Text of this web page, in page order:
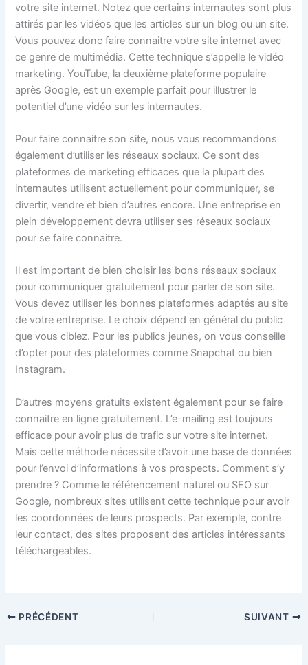
votre site internet. Notez que certains internautes sont plus
attirés par les vidéos que les articles sur un blog ou un site.
Vous pouvez donc faire connaitre votre site internet avec
ce genre de multimédia. Cette technique s’appelle le vidéo
marketing. YouTube, la deuxième plateforme populaire
après Google, est un exemple parfait pour illustrer le
potentiel d’une vidéo sur les internautes.
Pour faire connaitre son site, nous vous recommandons
également d’utiliser les réseaux sociaux. Ce sont des
plateformes de marketing efficaces que la plupart des
internautes utilisent actuellement pour communiquer, se
divertir, vendre et bien d’autres encore. Une entreprise en
plein développement devra utiliser ses réseaux sociaux
pour se faire connaitre.
Il est important de bien choisir les bons réseaux sociaux
pour communiquer gratuitement pour parler de son site.
Vous devez utiliser les bonnes plateformes adaptés au site
de votre entreprise. Le choix dépend en général du public
que vous ciblez. Pour les publics jeunes, on vous conseille
d’opter pour des plateformes comme Snapchat ou bien
Instagram.
D’autres moyens gratuits existent également pour se faire
connaitre en ligne gratuitement. L’e-mailing est toujours
efficace pour avoir plus de trafic sur votre site internet.
Mais cette méthode nécessite d’avoir une base de données
pour l’envoi d’informations à vos prospects. Comment s’y
prendre ? Comme le référencement naturel ou SEO sur
Google, nombreux sites utilisent cette technique pour avoir
les coordonnées de leurs prospects. Par exemple, contre
leur contact, des sites proposent des articles intéressants
téléchargeables.
PRÉCÉDENT SUIVANT